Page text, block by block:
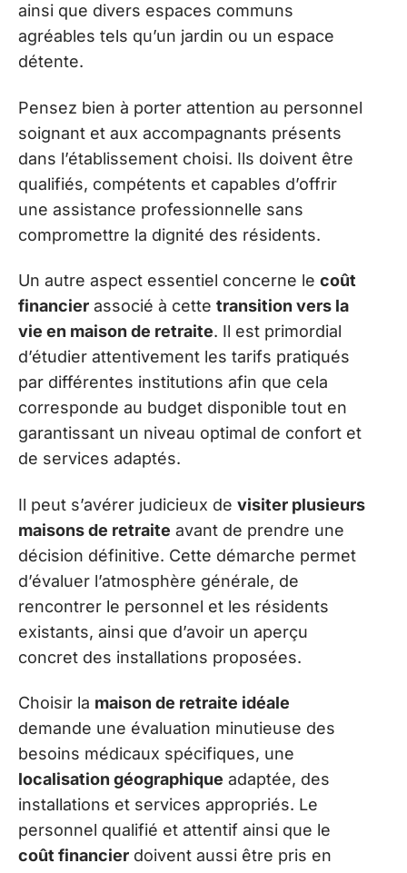
ainsi que divers espaces communs
agréables tels qu’un jardin ou un espace
détente.
Pensez bien à porter attention au personnel
soignant et aux accompagnants présents
dans l’établissement choisi. Ils doivent être
qualifiés, compétents et capables d’offrir
une assistance professionnelle sans
compromettre la dignité des résidents.
Un autre aspect essentiel concerne le coût
financier associé à cette transition vers la
vie en maison de retraite. Il est primordial
d’étudier attentivement les tarifs pratiqués
par différentes institutions afin que cela
corresponde au budget disponible tout en
garantissant un niveau optimal de confort et
de services adaptés.
Il peut s’avérer judicieux de visiter plusieurs
maisons de retraite avant de prendre une
décision définitive. Cette démarche permet
d’évaluer l’atmosphère générale, de
rencontrer le personnel et les résidents
existants, ainsi que d’avoir un aperçu
concret des installations proposées.
Choisir la maison de retraite idéale
demande une évaluation minutieuse des
besoins médicaux spécifiques, une
localisation géographique adaptée, des
installations et services appropriés. Le
personnel qualifié et attentif ainsi que le
coût financier doivent aussi être pris en